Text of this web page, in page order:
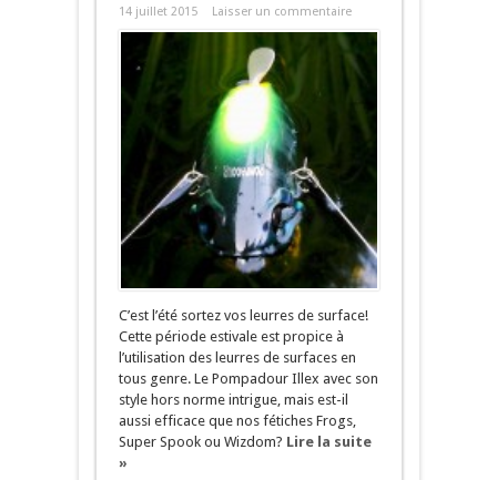
14 juillet 2015 Laisser un commentaire
C’est l’été sortez vos leurres de surface!
Cette période estivale est propice à
l’utilisation des leurres de surfaces en
tous genre. Le Pompadour Illex avec son
style hors norme intrigue, mais est-il
aussi efficace que nos fétiches Frogs,
Super Spook ou Wizdom? Lire la suite
»